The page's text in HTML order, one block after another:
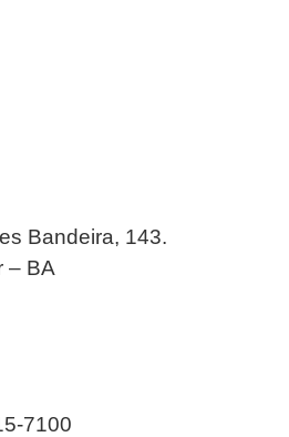
Bandeira, 143.
– BA
7100